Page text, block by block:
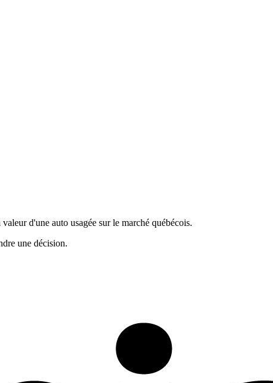
d'une auto usagée sur le marché québécois.
une décision.